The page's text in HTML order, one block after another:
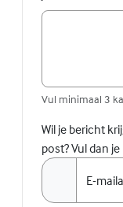
Vul minimaal 3
Wil je bericht
post? Vul dan
E-